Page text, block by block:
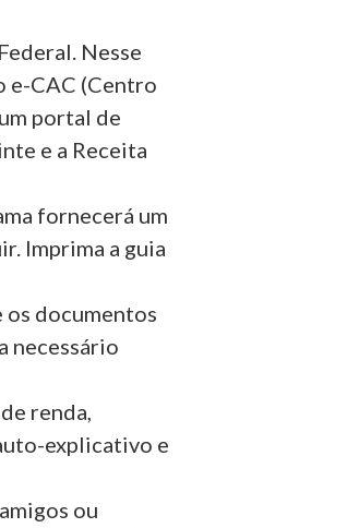
Nesse
e-CAC (Centro
portal de
e a Receita
fornecerá um
Imprima a guia
os documentos
necessário
renda,
explicativo e
ou